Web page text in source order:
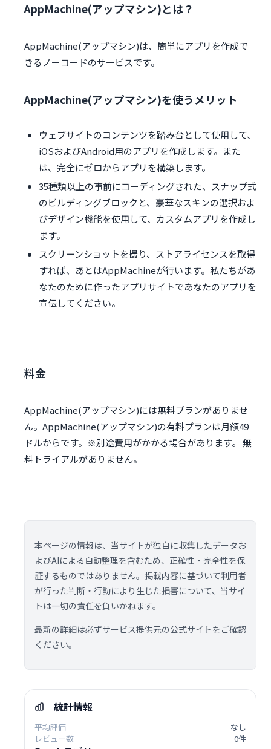
AppMachine(アップマシン)とは？
AppMachine(アップマシン)は、簡単にアプリを作成で
きるノーコードのサービスです。
AppMachine(アップマシン)を使うメリット
ウェブサイトのコンテンツを踏み台として使用して、
iOSおよびAndroid用のアプリを作成します。また
は、完全にゼロからアプリを構築します。
35種類以上の事前にコーディングされた、スナップ式
のビルディングブロックと、豪華なスキンの選択およ
びデザイン機能を使用して、カスタムアプリを作成し
ます。
スクリーンショットを撮り、ストアライセンスを取得
すれば、あとはAppMachineが行います。私たちがあ
なたのために作ったアプリサイトであなたのアプリを
宣伝してください。
料金
AppMachine(アップマシン)には無料プランがありませ
ん。AppMachine(アップマシン)の有料プランは月額49
ドルからです。※別途費用がかかる場合があります。 無
料トライアルがありません。
本ページの情報は、当サイトが独自に収集したデータお
よびAIによる自動整理を含むため、正確性・完全性を保
証するものではありません。掲載内容に基づいて利用者
が行った判断・行動により生じた損害について、当サイ
トは一切の責任を負いかねます。
最新の詳細は必ずサービス提供元の公式サイトをご確認
ください。
統計情報
平均評価
なし
レビュー数
0件